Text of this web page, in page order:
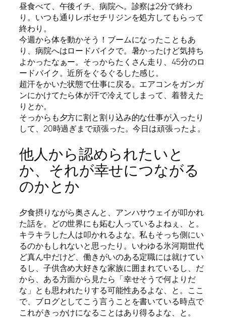
昼食べて、午後イチ、病院へ。診察は2分で終わ
り。いつも通りレボセチリジンを処方してもらって
終わり。
今週から体を動かそう！ブームになったこともあ
り、病院へはロードバイクで。暑かったけど気持ち
よかったなぁー。そっからたくさん走り、45分のロ
ードバイク。近所をぐるぐるした感じ。
超汗をかいた状態で仕事に戻る。エアコンをガンガ
ンにかけてたら体が汗で冷えてしまって、着替えた
りとか。
そっからも夕方に割と割り込み的な仕事が入ったり
して、20時過ぎまで頑張った。今日は頑張ったよ。
他人から認められたいと
か、それが幸せにつながる
のかとか
夕食摂りながら奥さんと、アンハサウェイが叩かれ
た話を。どの世界にも妬む人っているよねぇ、と。
キラキラした人は叩かれるよな。私もそっち側にい
るのかもしれないと思ったり。いわゆる氷河期世代
ど真ん中だけど、働きがいのある定職には就けてい
るし、子供含め大好きな家族に囲まれているし、だ
から、ある方面から見たら「幸せそうで何よりだ
な」とも思われたりする可能性あるよな、と。ここ
で、ブログとしてこう言うことを書いている時点で
これがきっかけになることはあり得るよな、と。